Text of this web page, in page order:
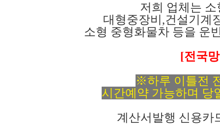
저희 업체는
대형중장비,건설기계
소형 중형화물차 등을 운
[전국
※하루 이틀전
시간예약 가능하며
계산서발행 신용카